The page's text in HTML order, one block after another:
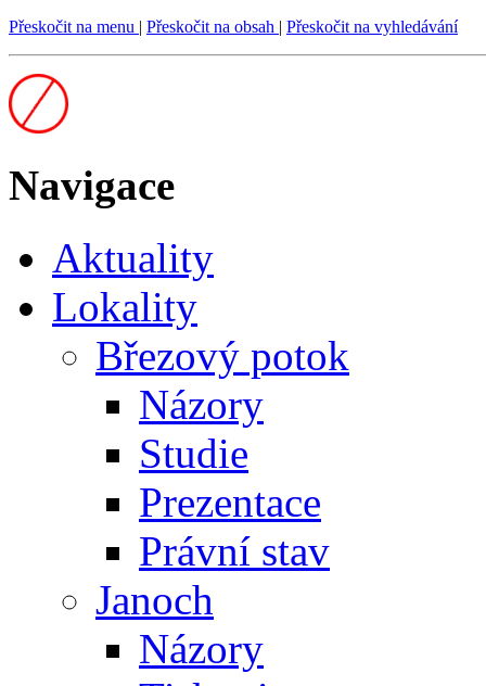
Přeskočit na menu | Přeskočit na obsah | Přeskočit na vyhledávání
Navigace
Aktuality
Lokality
Březový potok
Názory
Studie
Prezentace
Právní stav
Janoch
Názory